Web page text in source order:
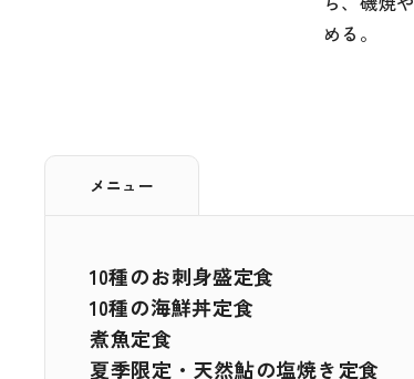
める。
メニュー
10種のお刺身盛定食
10種の海鮮丼定食
煮魚定食
夏季限定・天然鮎の塩焼き定食